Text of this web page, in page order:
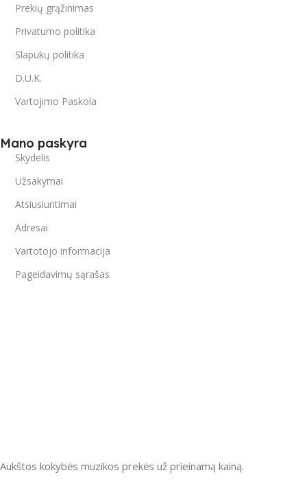
Prekių grąžinimas
Privatumo politika
Slapukų politika
D.U.K.
Vartojimo Paskola
Mano paskyra
Skydelis
Užsakymai
Atsiusiuntimai
Adresai
Vartotojo informacija
Pageidavimų sąrašas
Aukštos kokybės muzikos prekės už prieinamą kainą.